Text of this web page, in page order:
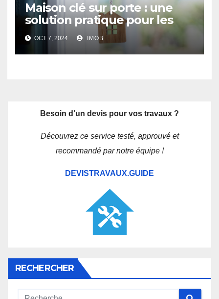
Maison clé sur porte : une
solution pratique pour les
futurs propriétaires
OCT 7, 2024 IMOB
Besoin d’un devis pour vos travaux ?
Découvrez ce service testé, approuvé et
recommandé par notre équipe !
DEVISTRAVAUX.GUIDE
RECHERCHER